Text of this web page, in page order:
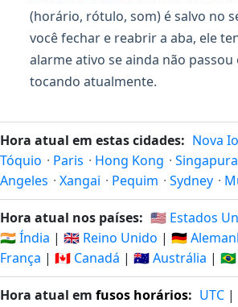
(horário, rótulo, som) é salvo no
você fechar e reabrir a aba, ele
alarme ativo se ainda não
tocando atualmente.
Hora atual em estas cidades: Nova
Tóquio · Paris · Hong Kong · Singapura
Angeles · Xangai · Pequim · Sydney ·
Hora atual nos países: 🇺🇸 Estados
🇮🇳 Índia | 🇬🇧 Reino Unido | 🇩🇪
França | 🇨🇦 Canadá | 🇦🇺 Austrália |
Hora atual em fusos horários: UTC |